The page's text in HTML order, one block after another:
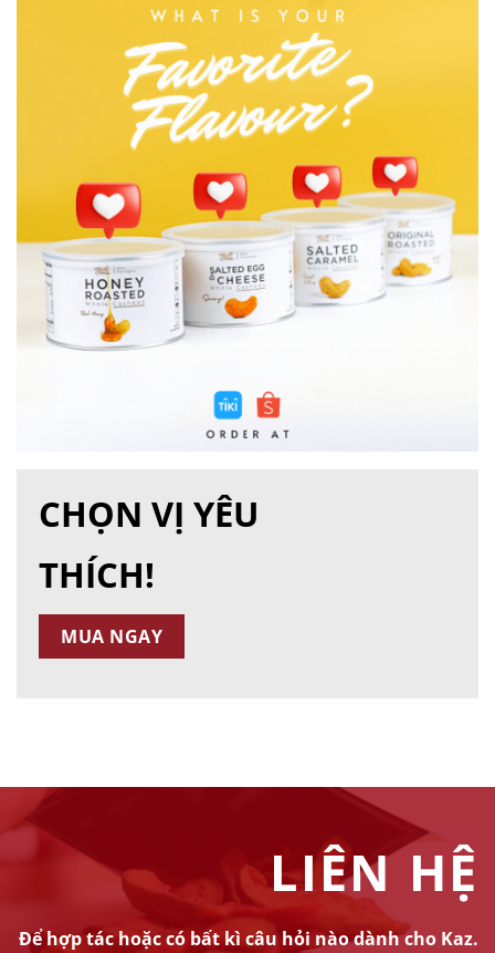
CHỌN VỊ YÊU
THÍCH!
MUA NGAY
LIÊN HỆ
Để hợp tác hoặc có bất kì câu hỏi nào dành cho Kaz.